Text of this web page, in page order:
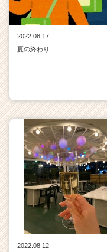
2022.08.17
夏の終わり
2022.08.12